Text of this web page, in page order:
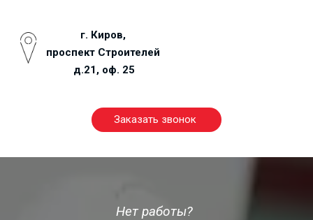
г. Киров,
проспект Строителей
д.21, оф. 25
Заказать звонок
Нет работы?